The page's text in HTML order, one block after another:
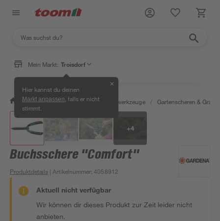
Mein Markt: Troisdorf
Hier kannst du deinen
Markt anpassen , falls er nicht
stimmt.
✕
/ Garten & Freizeit / Gartenhandwerkzeuge / Gartenscheren &
+4
Buchsschere "Comfort"
Produktdetails | Artikelnummer:4058912
Aktuell nicht verfügbar
Wir können dir dieses Produkt zur Zeit leider nicht
anbieten.